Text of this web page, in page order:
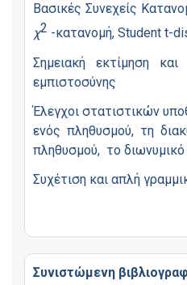
Βασικές Συνεχείς
χ2 -κατανομή, Student t-
Σημειακή εκτίμηση και
εμπιστοσύνης
Έλεγχοι στατιστικών
ενός πληθυσμού, τη
πληθυσμού, το
Συχέτιση και απλή
Συνιστώμενη